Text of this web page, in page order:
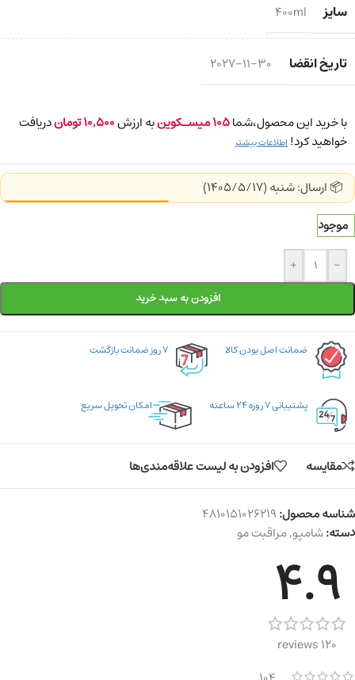
سایز 400ml
تاریخ انقضا 2027-11-30
با خرید این محصول،شما105میسـکوینبه ارزش10,500توماندریافت
خواهید کرد! اطلاعات بیشتر
📦 ارسال: شنبه (1405/5/17)
موجود
-
+
افزودن به سبد خرید
ضمانت اصل بودن کالا ۷ روز ضمانت بازگشت
پشتیبانی ۷ روزه ۲۴ ساعته امکان تحویل سریع
مقایسه افزودن به لیست علاقه‌مندی‌ها
شناسه محصول:4810151026219
دسته:شامپو,مراقبت مو
4.9
120 reviews